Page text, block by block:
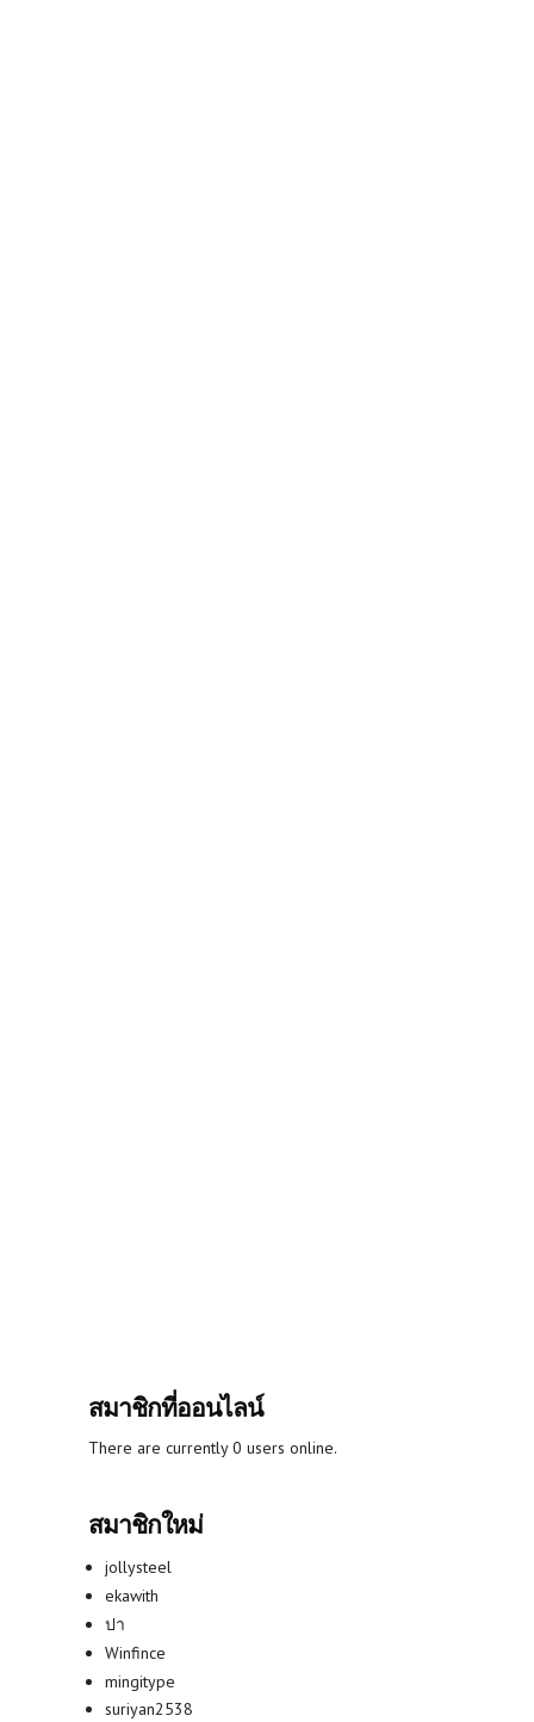
สมาชิกที่ออนไลน์
There are currently 0 users online.
สมาชิกใหม่
jollysteel
ekawith
ปา
Winfince
mingitype
suriyan2538